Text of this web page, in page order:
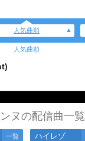
人気曲順
人気曲順
ヌの配信曲一覧
一覧 ハイレゾ